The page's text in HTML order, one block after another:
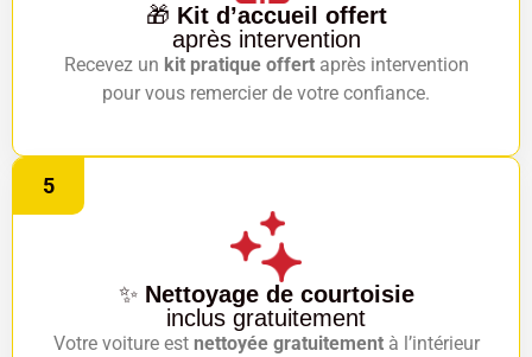
🎁 Kit d’accueil offert
après intervention
Recevez un kit pratique offertaprès intervention
pour vous remercier de votre confiance.
5
✨ Nettoyage de courtoisie
inclus gratuitement
Votre voiture est nettoyée gratuitementà l’intérieur